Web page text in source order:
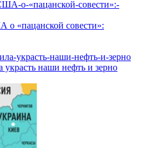
«пацанской совести»:
наши нефть и зерно